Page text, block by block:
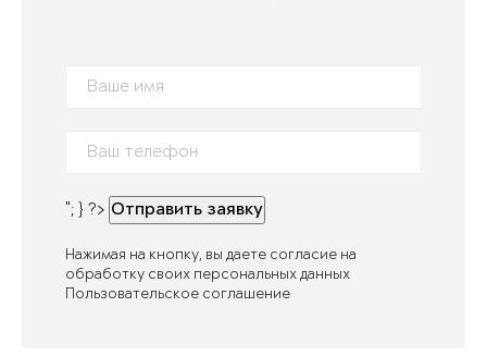
"; } ?> Отправить заявку
Нажимая на кнопку, вы даете согласие на
обработку своих персональных данных
Пользовательское соглашение